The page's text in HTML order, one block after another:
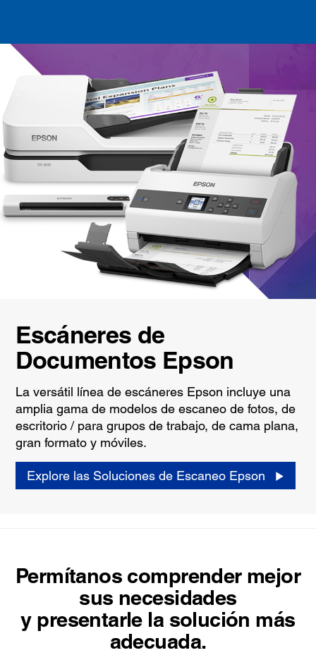
Escáneres de
Documentos Epson
La versátil línea de escáneres Epson incluye una
amplia gama de modelos de escaneo de fotos, de
escritorio / para grupos de trabajo, de cama plana,
gran formato y móviles.
Explore las Soluciones de Escaneo Epson
Permítanos comprender mejor
sus necesidades
y presentarle la solución más
adecuada.